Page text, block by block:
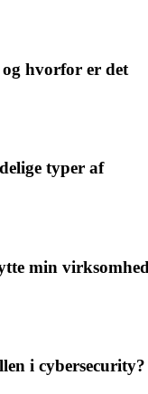
hvorfor er det
typer af
min
i cybersecurity?